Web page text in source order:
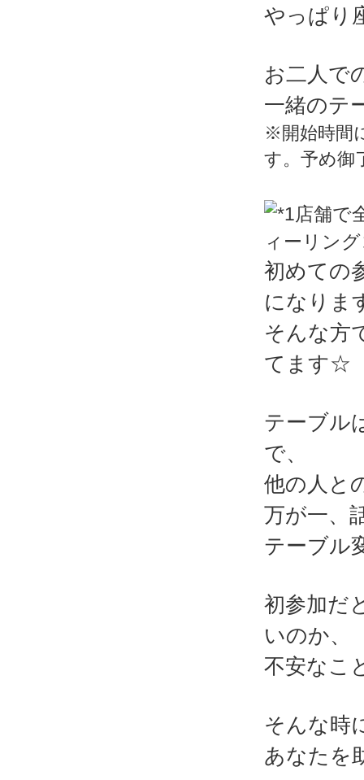
やっぱり
お二人で
一緒のテ
※開始時間
す。予め御
初めての
になりま
そんな方
てます☆
テーブル
で、
他の人と
万が一、
テーブル
初参加だ
いのか、
不安なこ
そんな時
あなたを